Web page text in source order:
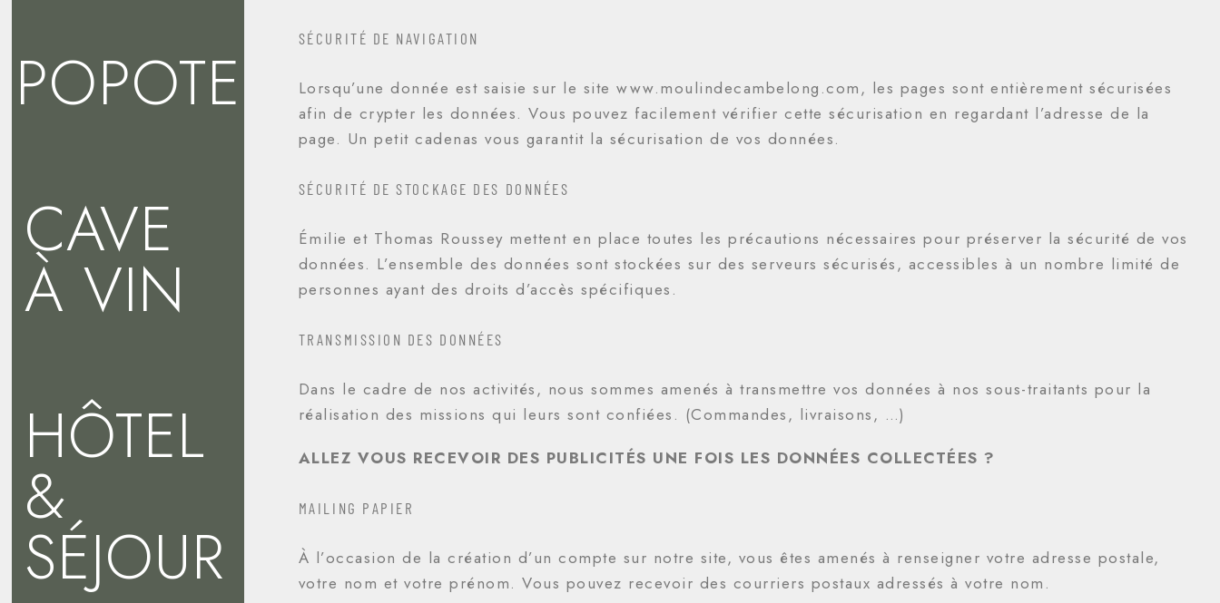
POPOTE
CAVE
À VIN
HÔTEL
&
SÉJOUR
SÉCURITÉ DE NAVIGATION
Lorsqu’une donnée est saisie sur le site www.moulindecambelong.com, les pages sont entièrement sécurisées
afin de crypter les données. Vous pouvez facilement vérifier cette sécurisation en regardant l’adresse de la
page. Un petit cadenas vous garantit la sécurisation de vos données.
SÉCURITÉ DE STOCKAGE DES DONNÉES
Émilie et Thomas Roussey mettent en place toutes les précautions nécessaires pour préserver la sécurité de vos
données. L’ensemble des données sont stockées sur des serveurs sécurisés, accessibles à un nombre limité de
personnes ayant des droits d’accès spécifiques.
TRANSMISSION DES DONNÉES
Dans le cadre de nos activités, nous sommes amenés à transmettre vos données à nos sous-traitants pour la
réalisation des missions qui leurs sont confiées. (Commandes, livraisons, …)
ALLEZ VOUS RECEVOIR DES PUBLICITÉS UNE FOIS LES DONNÉES COLLECTÉES ?
MAILING PAPIER
À l’occasion de la création d’un compte sur notre site, vous êtes amenés à renseigner votre adresse postale,
votre nom et votre prénom. Vous pouvez recevoir des courriers postaux adressés à votre nom.